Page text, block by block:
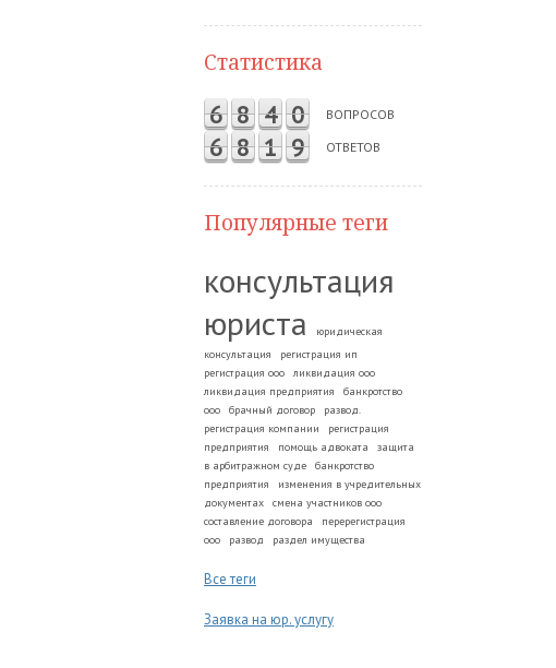
Статистика
6 8 4 0 ВОПРОСОВ
6 8 1 9 ОТВЕТОВ
Популярные теги
консультация
юриста
юридическая
консультация
регистрация ип
регистрация ооо
ликвидация ооо
ликвидация предприятия
банкротство
ооо
брачный договор
развод.
регистрация компании
регистрация
предприятия
помощь адвоката
защита
в арбитражном суде
банкротство
предприятия
изменения в учредительных
документах
смена участников ооо
составление договора
перерегистрация
ооо
развод раздел имущества
Все теги
Заявка на юр. услугу